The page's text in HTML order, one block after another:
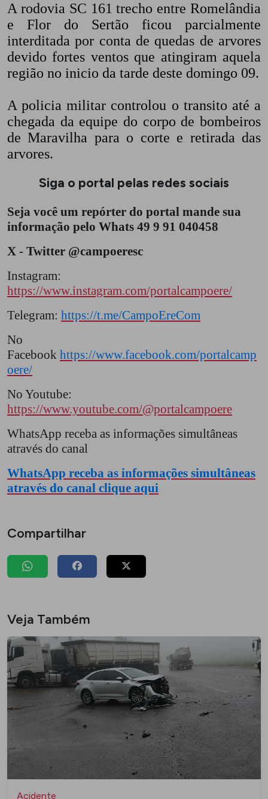
A rodovia SC 161 trecho entre Romelândia
e Flor do Sertão ficou parcialmente
interditada por conta de quedas de arvores
devido fortes ventos que atingiram aquela
região no inicio da tarde deste domingo 09.
A policia militar controlou o transito até a
chegada da equipe do corpo de bombeiros
de Maravilha para o corte e retirada das
arvores.
Siga o portal pelas redes sociais
Seja você um repórter do portal mande sua
informação pelo Whats 49 9 91 040458
X - Twitter @campoeresc
Instagram:
https://www.instagram.com/portalcampoere/
Telegram: https://t.me/CampoEreCom
No
Facebook https://www.facebook.com/portalcamp
oere/
No Youtube:
https://www.youtube.com/@portalcampoere
WhatsApp receba as informações simultâneas
através do canal
WhatsApp receba as informações simultâneas
através do canal clique aqui
Compartilhar
Veja Também
Acidente